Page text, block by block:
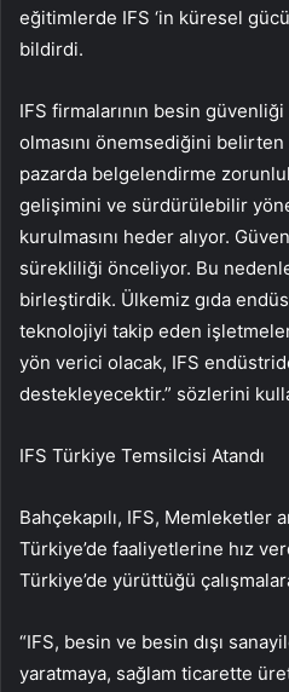
eğitimlerde IFS ‘in küresel
bildirdi.
IFS firmalarının besin
olmasını önemsediğini belirten
pazarda belgelendirme
gelişimini ve sürdürülebilir
kurulmasını heder alıyor.
sürekliliği önceliyor. Bu nedenle
birleştirdik. Ülkemiz gıda
teknolojiyi takip eden
yön verici olacak, IFS
destekleyecektir.” sözlerini
IFS Türkiye Temsilcisi Atandı
Bahçekapılı, IFS, Memleketler
Türkiye’de faaliyetlerine hız
Türkiye’de yürüttüğü
“IFS, besin ve besin dışı
yaratmaya, sağlam ticarette